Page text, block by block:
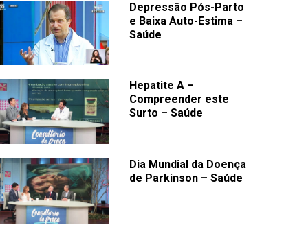
Depressão Pós-Parto
e Baixa Auto-Estima –
Saúde
Hepatite A –
Compreender este
Surto – Saúde
Dia Mundial da Doença
de Parkinson – Saúde